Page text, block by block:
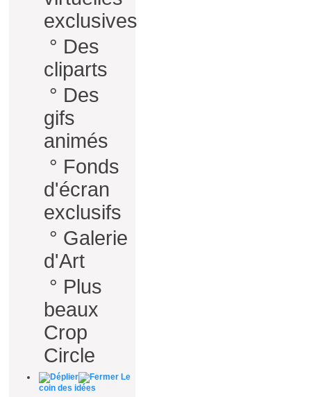
exclusives
° Des
cliparts
° Des
gifs
animés
° Fonds
d'écran
exclusifs
° Galerie
d'Art
° Plus
beaux
Crop
Circle
Le
coin des idées